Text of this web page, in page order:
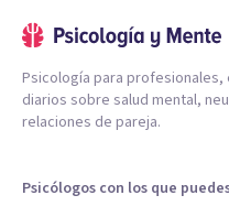
Psicología para
diarios sobre salud mental,
relaciones de pareja.
Psicólogos con los que